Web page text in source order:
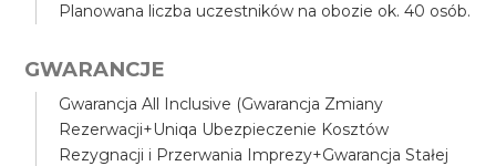
Planowana liczba uczestników na obozie ok. 40 osób.
GWARANCJE
Gwarancja All Inclusive (Gwarancja Zmiany
Rezerwacji+Uniqa Ubezpieczenie Kosztów
Rezygnacji i Przerwania Imprezy+Gwarancja Stałej